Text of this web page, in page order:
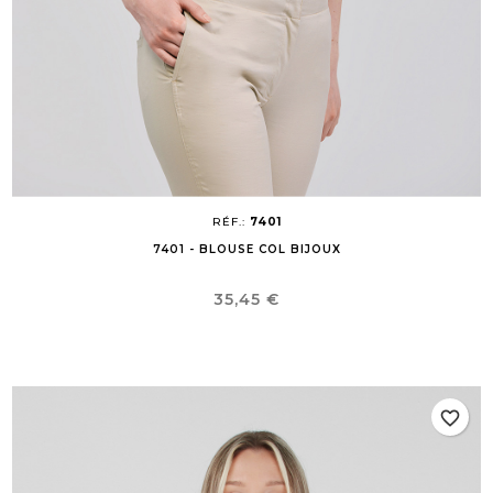
RÉF.: 7401
7401 - BLOUSE COL BIJOUX
Prix
35,45 €
favorite_border